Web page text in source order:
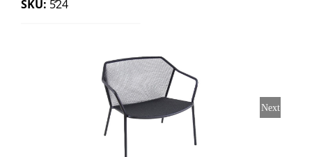
SKU:524
Next